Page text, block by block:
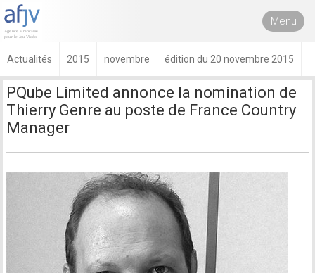
Menu
Actualités 2015 novembre édition du 20 novembre 2015
PQube Limited annonce la nomination de
Thierry Genre au poste de France Country
Manager